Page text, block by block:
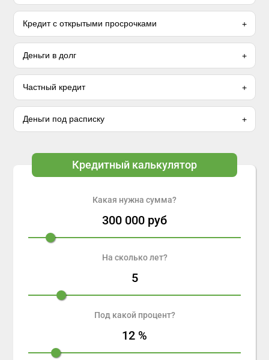
Кредит с открытыми просрочками
Деньги в долг
Частный кредит
Деньги под расписку
Кредитный калькулятор
Какая нужна сумма?
300 000 руб
На сколько лет?
5
Под какой процент?
12 %